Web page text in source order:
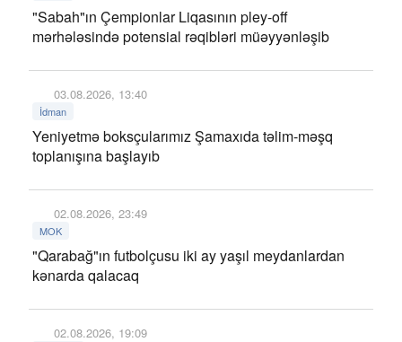
"Sabah"ın Çempionlar Liqasının pley-off
mərhələsində potensial rəqibləri müəyyənləşib
03.08.2026, 13:40
İdman
Yeniyetmə boksçularımız Şamaxıda təlim-məşq
toplanışına başlayıb
02.08.2026, 23:49
MOK
"Qarabağ"ın futbolçusu iki ay yaşıl meydanlardan
kənarda qalacaq
02.08.2026, 19:09